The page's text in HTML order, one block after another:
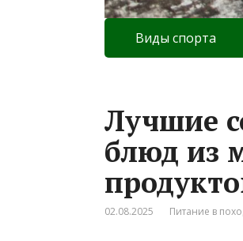
Виды спорта
Лучшие
блюд из
02.08.2025 Питание в